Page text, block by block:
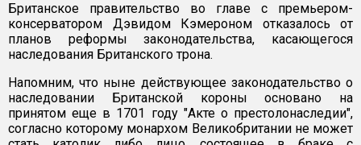
Британское правительство во главе с премьером-
консерватором Дэвидом Кэмероном отказалось от
планов реформы законодательства, касающегося
наследования Британского трона.
Напомним, что ныне действующее законодательство о
наследовании Британской короны основано на
принятом еще в 1701 году "Акте о престолонаследии",
согласно которому монархом Великобритании не может